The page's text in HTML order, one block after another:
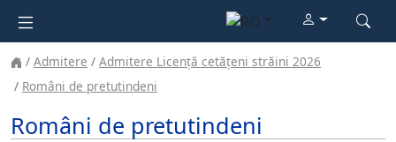
Admitere
Admitere Licență cetățeni străini 2026
Români de pretutindeni
Români de pretutindeni